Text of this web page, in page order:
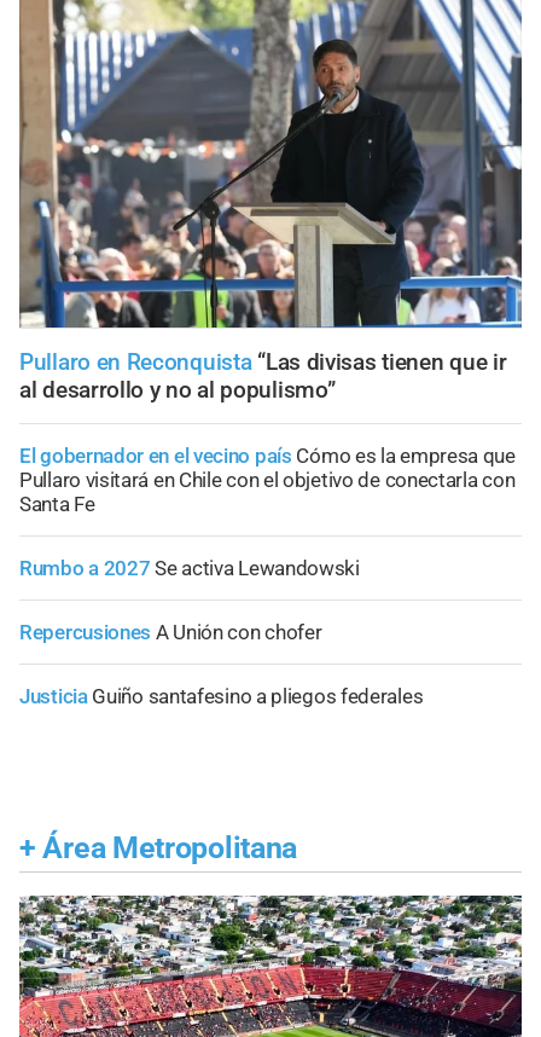
Pullaro en Reconquista “Las divisas tienen que ir
al desarrollo y no al populismo”
El gobernador en el vecino país Cómo es la empresa que
Pullaro visitará en Chile con el objetivo de conectarla con
Santa Fe
Rumbo a 2027 Se activa Lewandowski
Repercusiones A Unión con chofer
Justicia Guiño santafesino a pliegos federales
+ Área Metropolitana